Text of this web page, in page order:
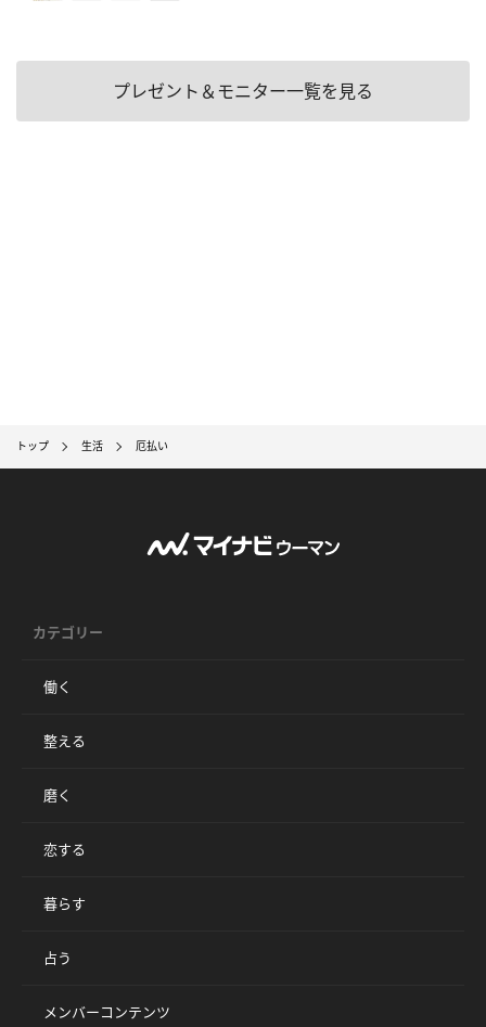
プレゼント＆モニター一覧を見る
トップ 生活 厄払い
カテゴリー
働く
整える
磨く
恋する
暮らす
占う
メンバーコンテンツ